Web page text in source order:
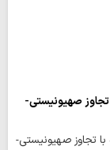
صهیونیستی-
تجاوز صهیونیستی-